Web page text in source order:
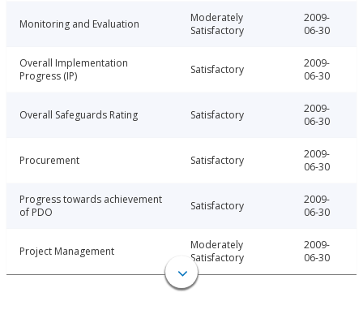
Monitoring and Evaluation
Moderately
Satisfactory
2009-
06-30
Overall Implementation
Progress (IP)
Satisfactory
2009-
06-30
Overall Safeguards Rating Satisfactory
2009-
06-30
Procurement Satisfactory
2009-
06-30
Progress towards achievement
of PDO
Satisfactory
2009-
06-30
Project Management
Moderately
Satisfactory
2009-
06-30